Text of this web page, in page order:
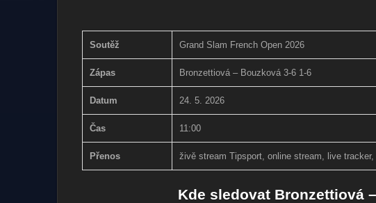
Soutěž Grand Slam French Open 2026
Zápas Bronzettiová – Bouzková 3-6 1-6
Datum 24. 5. 2026
Čas 11:00
Přenos živě stream Tipsport, online stream, live tracker,
Kde sledovat Bronzettiová